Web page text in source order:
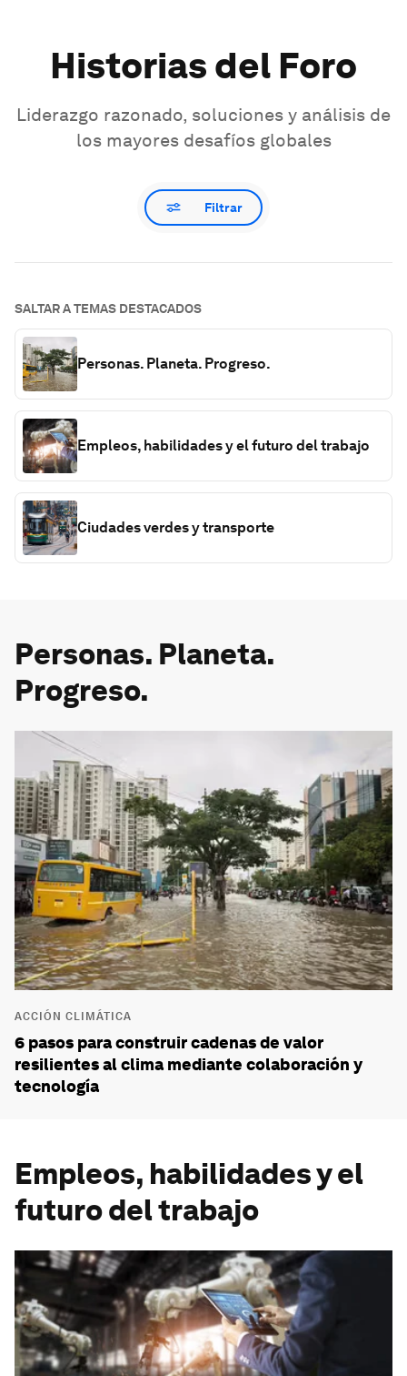
Historias del Foro
Liderazgo razonado, soluciones y análisis de
los mayores desafíos globales
Filtrar
SALTAR A TEMAS DESTACADOS
Personas. Planeta. Progreso.
Empleos, habilidades y el futuro del trabajo
Ciudades verdes y transporte
Personas. Planeta.
Progreso.
ACCIÓN CLIMÁTICA
6 pasos para construir cadenas de valor
resilientes al clima mediante colaboración y
tecnología
Empleos, habilidades y el
futuro del trabajo